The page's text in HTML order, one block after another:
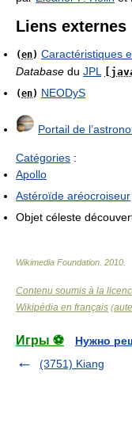
Liens externes
(en) Caractéristiques
Database du JPL
(en) NEODyS
Portail de
Catégories :
Apollo
Astéroïde aréocroiseur
Objet céleste
Wikimedia Foundation 2010
Contenu soumis à la
Wikipédia en français (
Игры ⚽
Нужно
(3751) Kiang